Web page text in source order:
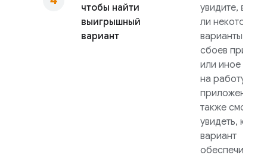
чтобы найти
выигрышный
вариант
увидите,
ли некоторые
варианты
сбоев
или иное
на работу
приложения, а
также сможете
увидеть, какой
вариант
обеспечивает